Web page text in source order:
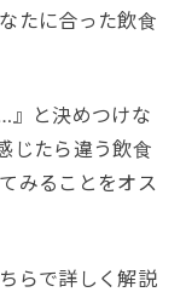
たに合った飲食
』と決めつけな
じたら違う飲食
みることをオス
らで詳しく解説